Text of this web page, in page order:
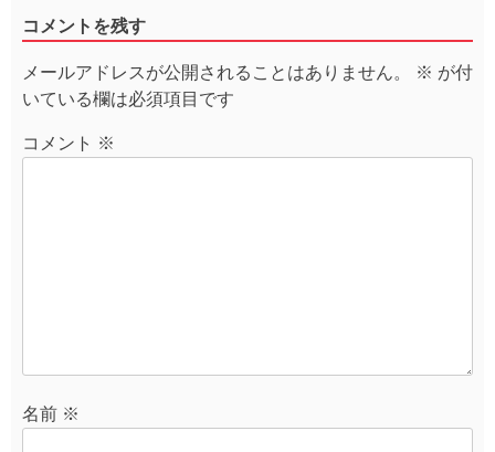
ビ
ー
シ
ョ
ン
コメントを残す
メールアドレスが公開されることはありません。 ※ が付
いている欄は必須項目です
コメント ※
名前 ※